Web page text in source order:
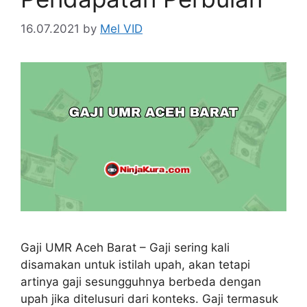
16.07.2021 by Mel VID
Gaji UMR Aceh Barat – Gaji sering kali
disamakan untuk istilah upah, akan tetapi
artinya gaji sesungguhnya berbeda dengan
upah jika ditelusuri dari konteks. Gaji termasuk